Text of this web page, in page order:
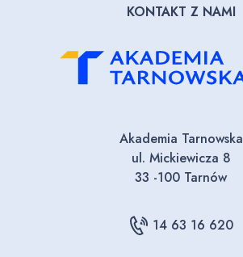
KONTAKT Z NAMI
Akademia Tarnowska
ul. Mickiewicza 8
33 -100 Tarnów
14 63 16 620